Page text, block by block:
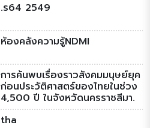
.ร64 2549
ห้องคลังความรู้NDMI
การค้นพบเรื่องราวสังคมมนุษย์ยุค
ก่อนประวัติศาสตร์ของไทยในช่วง
4,500 ปี ในจังหวัดนครราชสีมา.
tha